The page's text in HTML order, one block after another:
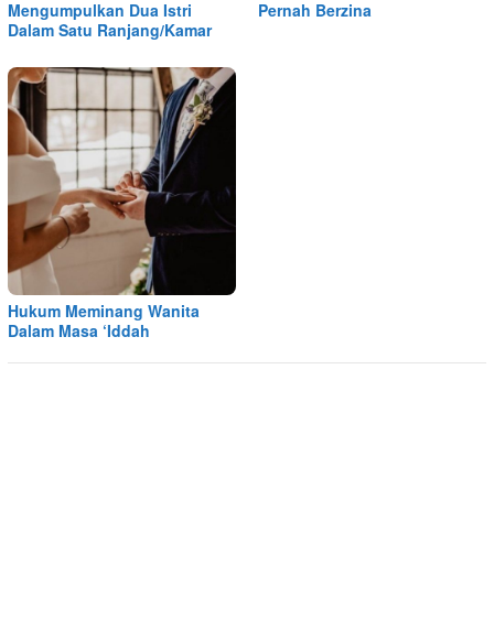
Mengumpulkan Dua Istri
Dalam Satu Ranjang/Kamar
Pernah Berzina
Hukum Meminang Wanita
Dalam Masa ‘Iddah